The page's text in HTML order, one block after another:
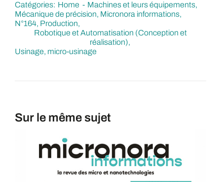
Catégories: Home
Machines et leurs équipements
Mécanique de précision Micronora informations
N°164 Production
Robotique et Automatisation (Conception et
réalisation)
Usinage, micro-usinage
Sur le même sujet